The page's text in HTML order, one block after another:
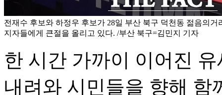
전재수 후보와 하정우 후보가 28일 부산 북구 덕천동 젊음의
지자들에게 큰절을 올리고 있다. /부산 북구=김민지 기자
한 시간 가까이 이어진
내려와 시민들을 향해 함